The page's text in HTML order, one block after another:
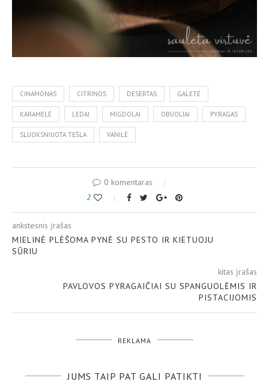
CINAMONAS CITRINOS DESERTAS GALETĖ
KARAMELĖ LEDAI MIGDOLAI OBUOLIAI PYRAGAS
SLUOKSNIUOTA TEŠLA VANILĖ
0 komentaras
2
ankstesnis įrašas
MIELINĖ PLĖŠOMA PYNĖ SU PESTO IR KIETUOJU
SŪRIU
kitas įrašas
PAVLOVOS PYRAGAIČIAI SU SPANGUOLĖMIS IR
PISTACIJOMIS
REKLAMA
JUMS TAIP PAT GALI PATIKTI